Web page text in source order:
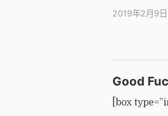
2019年2月9日
Good
[box